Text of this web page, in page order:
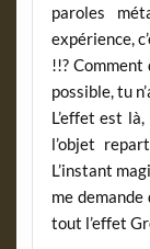
paroles
expérience,
!!? Comment
possible, tu
L’effet est
l’objet
L’instant
me demande
tout l’effet